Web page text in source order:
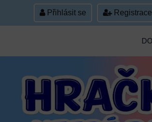
Přihlásit se Registrace